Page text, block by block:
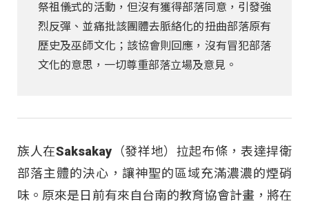
祭祖儀式的活動，但沒有獲得部落同意，引發強
烈反彈、並痛批該團體去脈絡化的扭曲部落原有
歷史及巫師文化；該協會則回應，沒有冒犯部落
文化的意思，一切尊重部落立場及意見。
族人在Saksakay（發祥地）拉起布條，表達捍衛
部落主體的決心，讓神聖的區域充滿濃濃的煙硝
味。原來是日前有來自台南的教育協會計畫，將在